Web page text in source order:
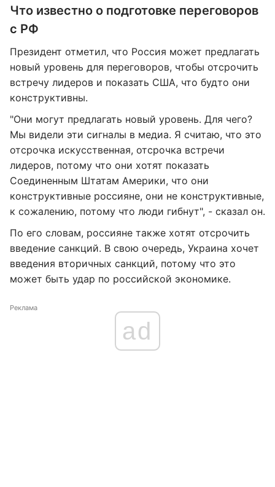
Что известно о подготовке переговоров
с РФ
Президент отметил, что Россия может предлагать
новый уровень для переговоров, чтобы отсрочить
встречу лидеров и показать США, что будто они
конструктивны.
"Они могут предлагать новый уровень. Для чего?
Мы видели эти сигналы в медиа. Я считаю, что это
отсрочка искусственная, отсрочка встречи
лидеров, потому что они хотят показать
Соединенным Штатам Америки, что они
конструктивные россияне, они не конструктивные,
к сожалению, потому что люди гибнут", - сказал он.
По его словам, россияне также хотят отсрочить
введение санкций. В свою очередь, Украина хочет
введения вторичных санкций, потому что это
может быть удар по российской экономике.
Реклама
ad